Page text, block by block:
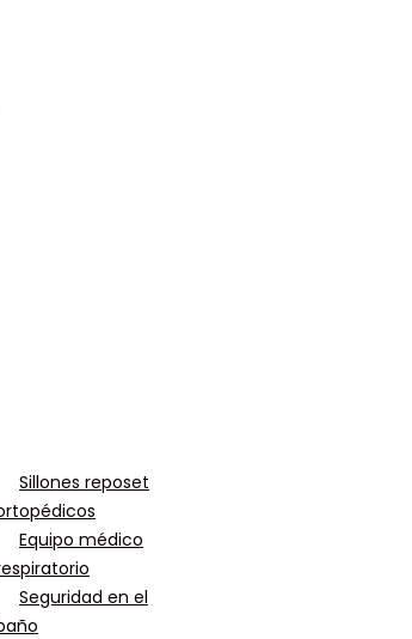
Sillones reposet
Equipo médico
Seguridad en el